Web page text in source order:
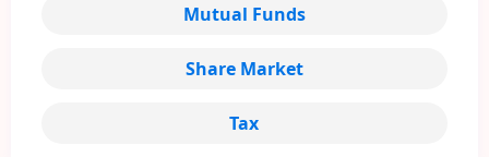
Mutual Funds
Share Market
Tax